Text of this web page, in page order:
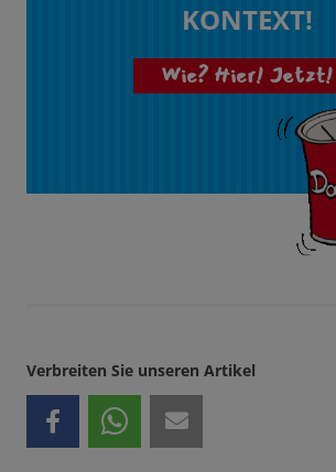
KONTEXT!
Wie? Hier! Jetzt!
Verbreiten Sie unseren Artikel